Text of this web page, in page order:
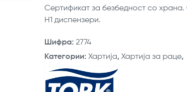
Сертификат за безбедност со
H1 диспензери.
Шифра: 2774
Категории: Хартија, Хартија за раце,